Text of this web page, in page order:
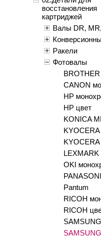
восстановления
картриджей
Валы DR,
Ракели
Фотовалы
CANON
HP
HP цвет
KONICA
KYOCERA
OKI
Pantum
RICOH
RICOH